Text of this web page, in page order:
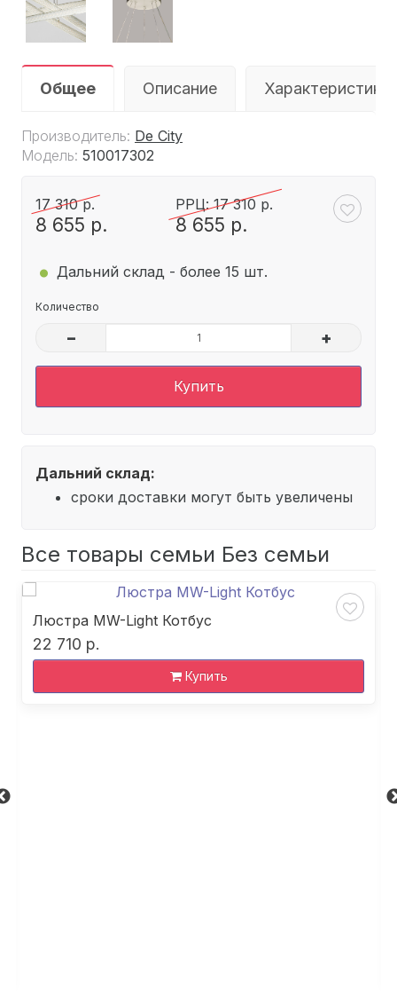
Общее Описание Характеристики
Производитель: De City
Модель: 510017302
17 310 р.
8 655 р.
РРЦ: 17 310 р.
8 655 р.
. Дальний склад - более 15 шт.
Количество
– +
Купить
Дальний склад:
сроки доставки могут быть увеличены
Все товары семьи Без семьи
Люстра MW-Light Котбус
22 710 р.
Купить